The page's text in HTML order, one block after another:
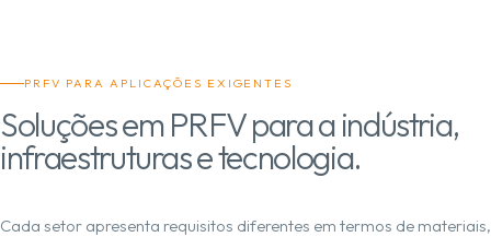
PRFV PARA APLICAÇÕES EXIGENTES
Soluções em PRFV para a indústria,
infraestruturas e tecnologia.
Cada setor apresenta requisitos diferentes em termos de materiais,